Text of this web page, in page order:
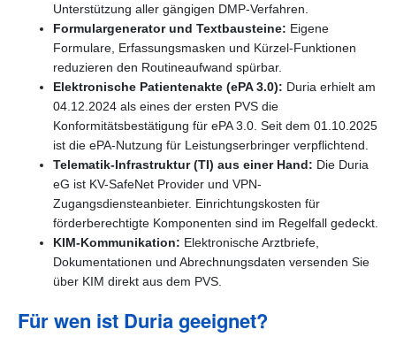
Unterstützung aller gängigen DMP-Verfahren.
Formulargenerator und Textbausteine: Eigene
Formulare, Erfassungsmasken und Kürzel-Funktionen
reduzieren den Routineaufwand spürbar.
Elektronische Patientenakte (ePA 3.0): Duria erhielt am
04.12.2024 als eines der ersten PVS die
Konformitätsbestätigung für ePA 3.0. Seit dem 01.10.2025
ist die ePA-Nutzung für Leistungserbringer verpflichtend.
Telematik-Infrastruktur (TI) aus einer Hand: Die Duria
eG ist KV-SafeNet Provider und VPN-
Zugangsdiensteanbieter. Einrichtungskosten für
förderberechtigte Komponenten sind im Regelfall gedeckt.
KIM-Kommunikation: Elektronische Arztbriefe,
Dokumentationen und Abrechnungsdaten versenden Sie
über KIM direkt aus dem PVS.
Für wen ist Duria geeignet?